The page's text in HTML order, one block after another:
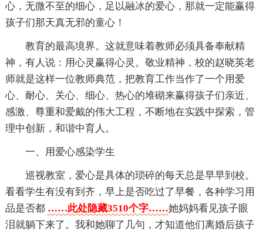
心，无微不至的细心，足以融冰的爱心，那就一定能赢得
孩子们那天真无邪的童心！
教育的最高境界。这就意味着教师必须具备奉献精
神，有人说：用心灵赢得心灵。敬业精神，校的赵晓英老
师就是这样一位教师典范，把教育工作当作了一个用爱
心、耐心、关心、细心、热心的堆砌来赢得孩子们亲近、
感激、尊重和爱戴的伟大工程，不断地在实践中探索，管
理中创新，和谐中育人。
一、用爱心感染学生
巡视教室，爱心是具体的琐碎的每天总是早早到校。
看看学生有没有到齐，早上是否吃过了早餐，各种学习用
品是否都 ……此处隐藏3510个字……她妈妈看见孩子眼
泪就躺下来了。我和她聊了几句，才知道他们离婚后孩子